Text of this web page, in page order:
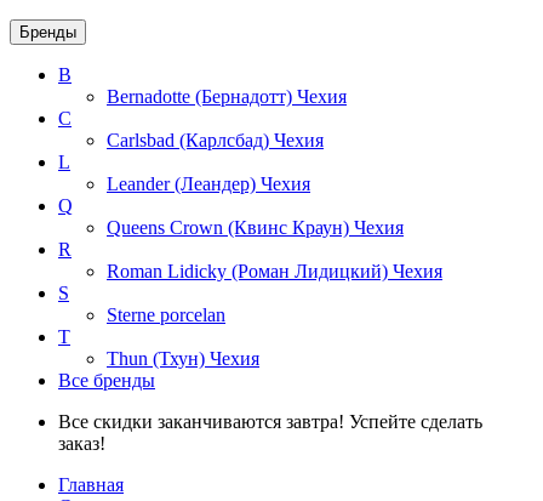
Бренды
B
Bernadotte (Бернадотт) Чехия
C
Carlsbad (Карлсбад) Чехия
L
Leander (Леандер) Чехия
Q
Queens Crown (Квинс Краун) Чехия
R
Roman Lidicky (Роман Лидицкий) Чехия
S
Sterne porcelan
T
Thun (Тхун) Чехия
Все бренды
Все скидки заканчиваются завтра! Успейте сделать
заказ!
Главная